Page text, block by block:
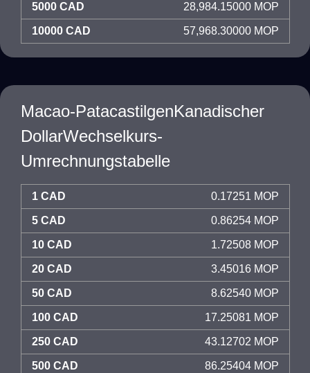
5000 CAD 28,984.15000 MOP
10000 CAD 57,968.30000 MOP
Macao-PatacastilgenKanadischer
DollarWechselkurs-
Umrechnungstabelle
1 CAD 0.17251 MOP
5 CAD 0.86254 MOP
10 CAD 1.72508 MOP
20 CAD 3.45016 MOP
50 CAD 8.62540 MOP
100 CAD 17.25081 MOP
250 CAD 43.12702 MOP
500 CAD 86.25404 MOP